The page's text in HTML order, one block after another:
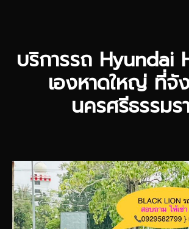
บริการรถ Hyundai
เองหาดใหญ่ ที่จั
นครศรีธรรมร